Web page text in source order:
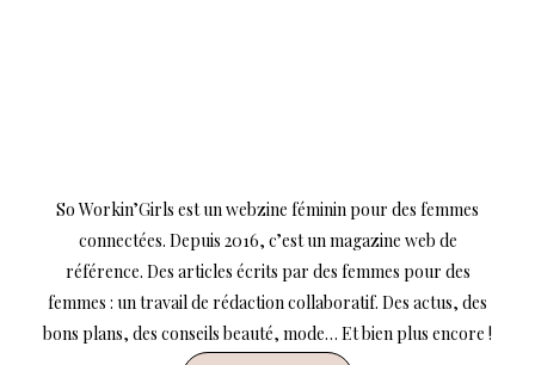
So Workin’Girls est un webzine féminin pour des femmes
connectées. Depuis 2016, c’est un magazine web de
référence. Des articles écrits par des femmes pour des
femmes : un travail de rédaction collaboratif. Des actus, des
bons plans, des conseils beauté, mode… Et bien plus encore !